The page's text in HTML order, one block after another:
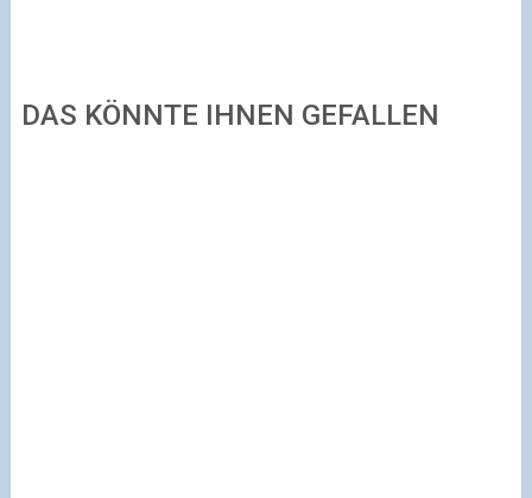
DAS KÖNNTE IHNEN GEFALLEN